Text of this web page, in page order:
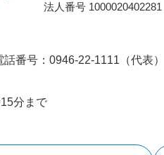
法人番号 1000020402281
話番号：0946-22-1111（代表）
分まで